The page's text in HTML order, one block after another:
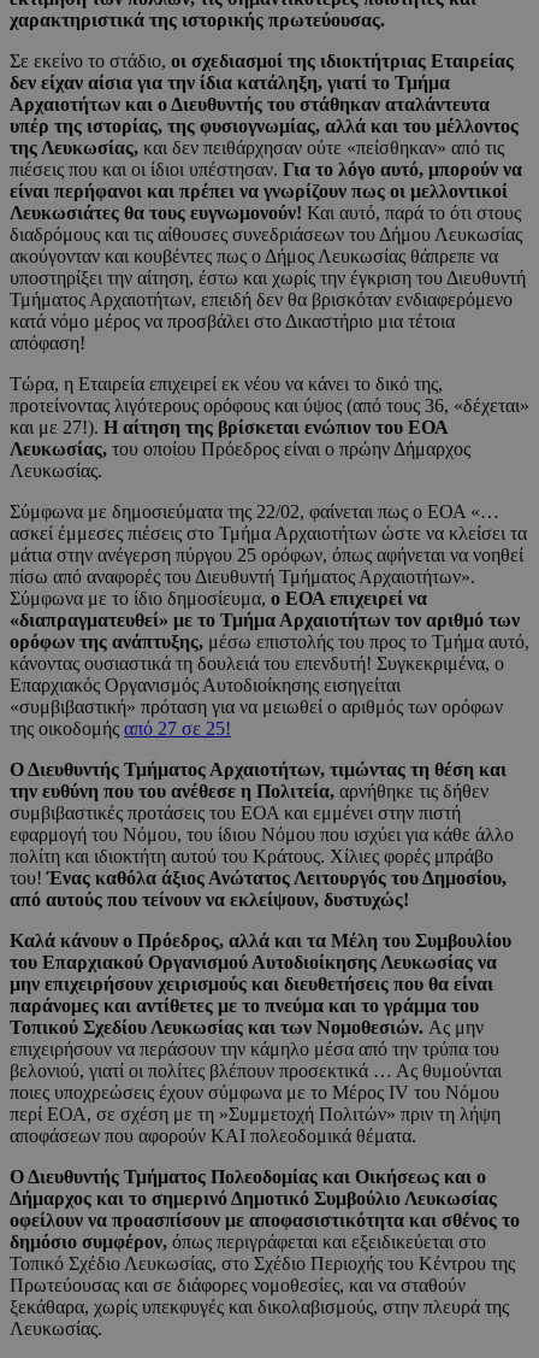
χαρακτηριστικά της ιστορικής πρωτεύουσας.
Σε εκείνο το στάδιο, οι σχεδιασμοί της ιδιοκτήτριας Εταιρείας
δεν είχαν αίσια για την ίδια κατάληξη, γιατί το Τμήμα
Αρχαιοτήτων και ο Διευθυντής του στάθηκαν αταλάντευτα
υπέρ της ιστορίας, της φυσιογνωμίας, αλλά και του μέλλοντος
της Λευκωσίας, και δεν πειθάρχησαν ούτε «πείσθηκαν» από τις
πιέσεις που και οι ίδιοι υπέστησαν. Για το λόγο αυτό, μπορούν να
είναι περήφανοι και πρέπει να γνωρίζουν πως οι μελλοντικοί
Λευκωσιάτες θα τους ευγνωμονούν! Και αυτό, παρά το ότι στους
διαδρόμους και τις αίθουσες συνεδριάσεων του Δήμου Λευκωσίας
ακούγονταν και κουβέντες πως ο Δήμος Λευκωσίας θάπρεπε να
υποστηρίξει την αίτηση, έστω και χωρίς την έγκριση του Διευθυντή
Τμήματος Αρχαιοτήτων, επειδή δεν θα βρισκόταν ενδιαφερόμενο
κατά νόμο μέρος να προσβάλει στο Δικαστήριο μια τέτοια
απόφαση!
Τώρα, η Εταιρεία επιχειρεί εκ νέου να κάνει το δικό της,
προτείνοντας λιγότερους ορόφους και ύψος (από τους 36, «δέχεται»
και με 27!). Η αίτηση της βρίσκεται ενώπιον του ΕΟΑ
Λευκωσίας, του οποίου Πρόεδρος είναι ο πρώην Δήμαρχος
Λευκωσίας.
Σύμφωνα με δημοσιεύματα της 22/02, φαίνεται πως ο ΕΟΑ «…
ασκεί έμμεσες πιέσεις στο Τμήμα Αρχαιοτήτων ώστε να κλείσει τα
μάτια στην ανέγερση πύργου 25 ορόφων, όπως αφήνεται να νοηθεί
πίσω από αναφορές του Διευθυντή Τμήματος Αρχαιοτήτων».
Σύμφωνα με το ίδιο δημοσίευμα, ο ΕΟΑ επιχειρεί να
«διαπραγματευθεί» με το Τμήμα Αρχαιοτήτων τον αριθμό των
ορόφων της ανάπτυξης, μέσω επιστολής του προς το Τμήμα αυτό,
κάνοντας ουσιαστικά τη δουλειά του επενδυτή! Συγκεκριμένα, ο
Επαρχιακός Οργανισμός Αυτοδιοίκησης εισηγείται
«συμβιβαστική» πρόταση για να μειωθεί ο αριθμός των ορόφων
της οικοδομής από 27 σε 25!
Ο Διευθυντής Τμήματος Αρχαιοτήτων, τιμώντας τη θέση και
την ευθύνη που του ανέθεσε η Πολιτεία, αρνήθηκε τις δήθεν
συμβιβαστικές προτάσεις του ΕΟΑ και εμμένει στην πιστή
εφαρμογή του Νόμου, του ίδιου Νόμου που ισχύει για κάθε άλλο
πολίτη και ιδιοκτήτη αυτού του Κράτους. Χίλιες φορές μπράβο
του!Ένας καθόλα άξιος Ανώτατος Λειτουργός του Δημοσίου,
από αυτούς που τείνουν να εκλείψουν, δυστυχώς!
Καλά κάνουν ο Πρόεδρος, αλλά και τα Μέλη του Συμβουλίου
του Επαρχιακού Οργανισμού Αυτοδιοίκησης Λευκωσίας να
μην επιχειρήσουν χειρισμούς και διευθετήσεις που θα είναι
παράνομες και αντίθετες με το πνεύμα και το γράμμα του
Τοπικού Σχεδίου Λευκωσίας και των Νομοθεσιών. Ας μην
επιχειρήσουν να περάσουν την κάμηλο μέσα από την τρύπα του
βελονιού, γιατί οι πολίτες βλέπουν προσεκτικά … Ας θυμούνται
ποιες υποχρεώσεις έχουν σύμφωνα με το Μέρος IV του Νόμου
περί ΕΟΑ, σε σχέση με τη »Συμμετοχή Πολιτών» πριν τη λήψη
αποφάσεων που αφορούν ΚΑΙ πολεοδομικά θέματα.
Ο Διευθυντής Τμήματος Πολεοδομίας και Οικήσεως και ο
Δήμαρχος και το σημερινό Δημοτικό Συμβούλιο Λευκωσίας
οφείλουν να προασπίσουν με αποφασιστικότητα και σθένος το
δημόσιο συμφέρον, όπως περιγράφεται και εξειδικεύεται στο
Τοπικό Σχέδιο Λευκωσίας, στο Σχέδιο Περιοχής του Κέντρου της
Πρωτεύουσας και σε διάφορες νομοθεσίες, και να σταθούν
ξεκάθαρα, χωρίς υπεκφυγές και δικολαβισμούς, στην πλευρά της
Λευκωσίας.